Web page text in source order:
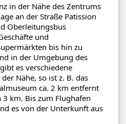
in der Nähe des Zentrums
an der Straße Patission
Oberleitungsbus
und
bis hin zu
in der Umgebung des
es verschiedene
Nähe, so ist z. B. das
ca. 2 km entfernt
km. Bis zum Flughafen
es von der Unterkunft aus